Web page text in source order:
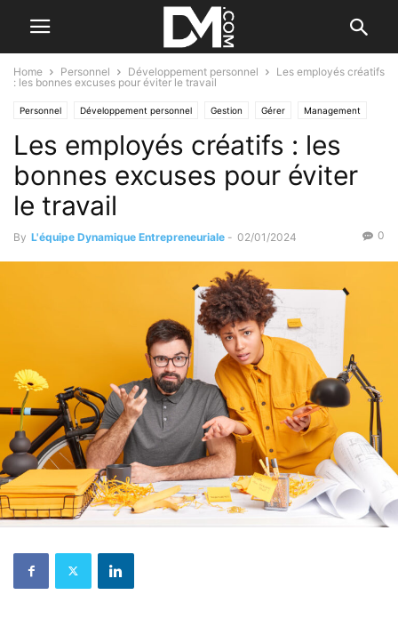
Home Personnel Développement personnel
Les employés créatifs
: les bonnes excuses pour éviter le travail
Personnel Développement personnel Gestion Gérer Management
Motiver ses salariés
Les employés créatifs : les
bonnes excuses pour éviter
le travail
By L'équipe Dynamique Entrepreneuriale - 02/01/2024 0